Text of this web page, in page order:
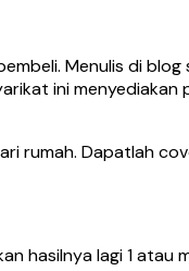
Menulis di
ini
rumah. Dapatlah
hasilnya lagi 1 atau